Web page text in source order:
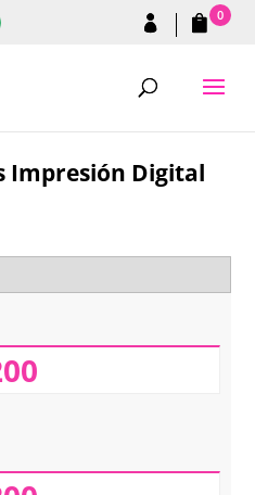
0
Impresión Digital